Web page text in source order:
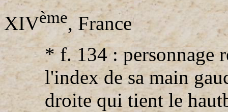
XIVème, France
* f. 134 : personnage
l'index de sa main
droite qui tient le